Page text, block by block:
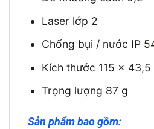
Laser lớp 2
Chống bụi / nước IP
Kích thước 115 x
Trọng lượng 87 g
Sản phẩm bao gồm: